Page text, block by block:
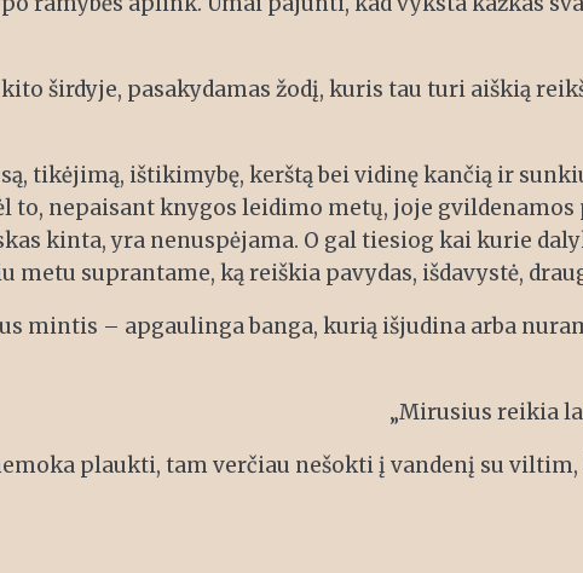
širdyje, pasakydamas žodį, kuris tau turi aiškią
tikėjimą, ištikimybę, kerštą bei vidinę kančią ir
to, nepaisant knygos leidimo metų, joje
kinta, yra nenuspėjama. O gal tiesiog kai kurie
suprantame, ką reiškia pavydas, išdavystė,
mintis – apgaulinga banga, kurią išjudina arba
„Mirusius reikia
plaukti, tam verčiau nešokti į vandenį su viltim,